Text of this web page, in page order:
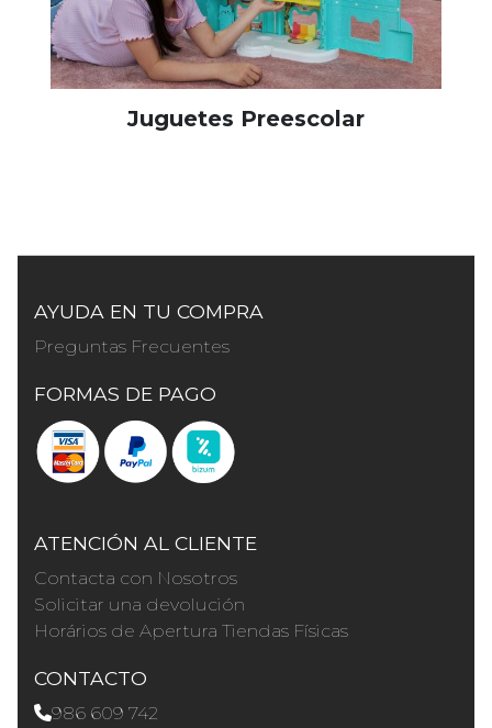
Juguetes Preescolar
AYUDA EN TU COMPRA
Preguntas Frecuentes
FORMAS DE PAGO
ATENCIÓN AL CLIENTE
Contacta con Nosotros
Solicitar una devolución
Horários de Apertura Tiendas Físicas
CONTACTO
986 609 742